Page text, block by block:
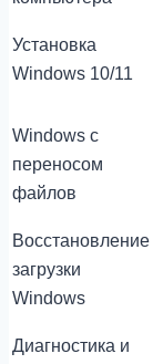
Установка
Windows 10/11
Windows с
переносом
файлов
Восстановление
загрузки
Windows
Диагностика и